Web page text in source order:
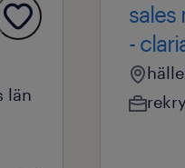
län
sales
-